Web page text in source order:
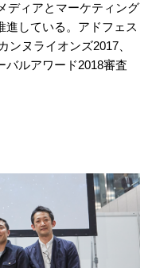
ディアとマーケティング
進している。アドフェス
ンヌライオンズ2017、
バルアワード2018審査